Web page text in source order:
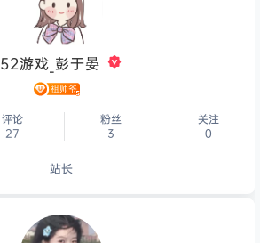
52游戏_彭于晏
评论
27
粉丝
3
关注
0
站长